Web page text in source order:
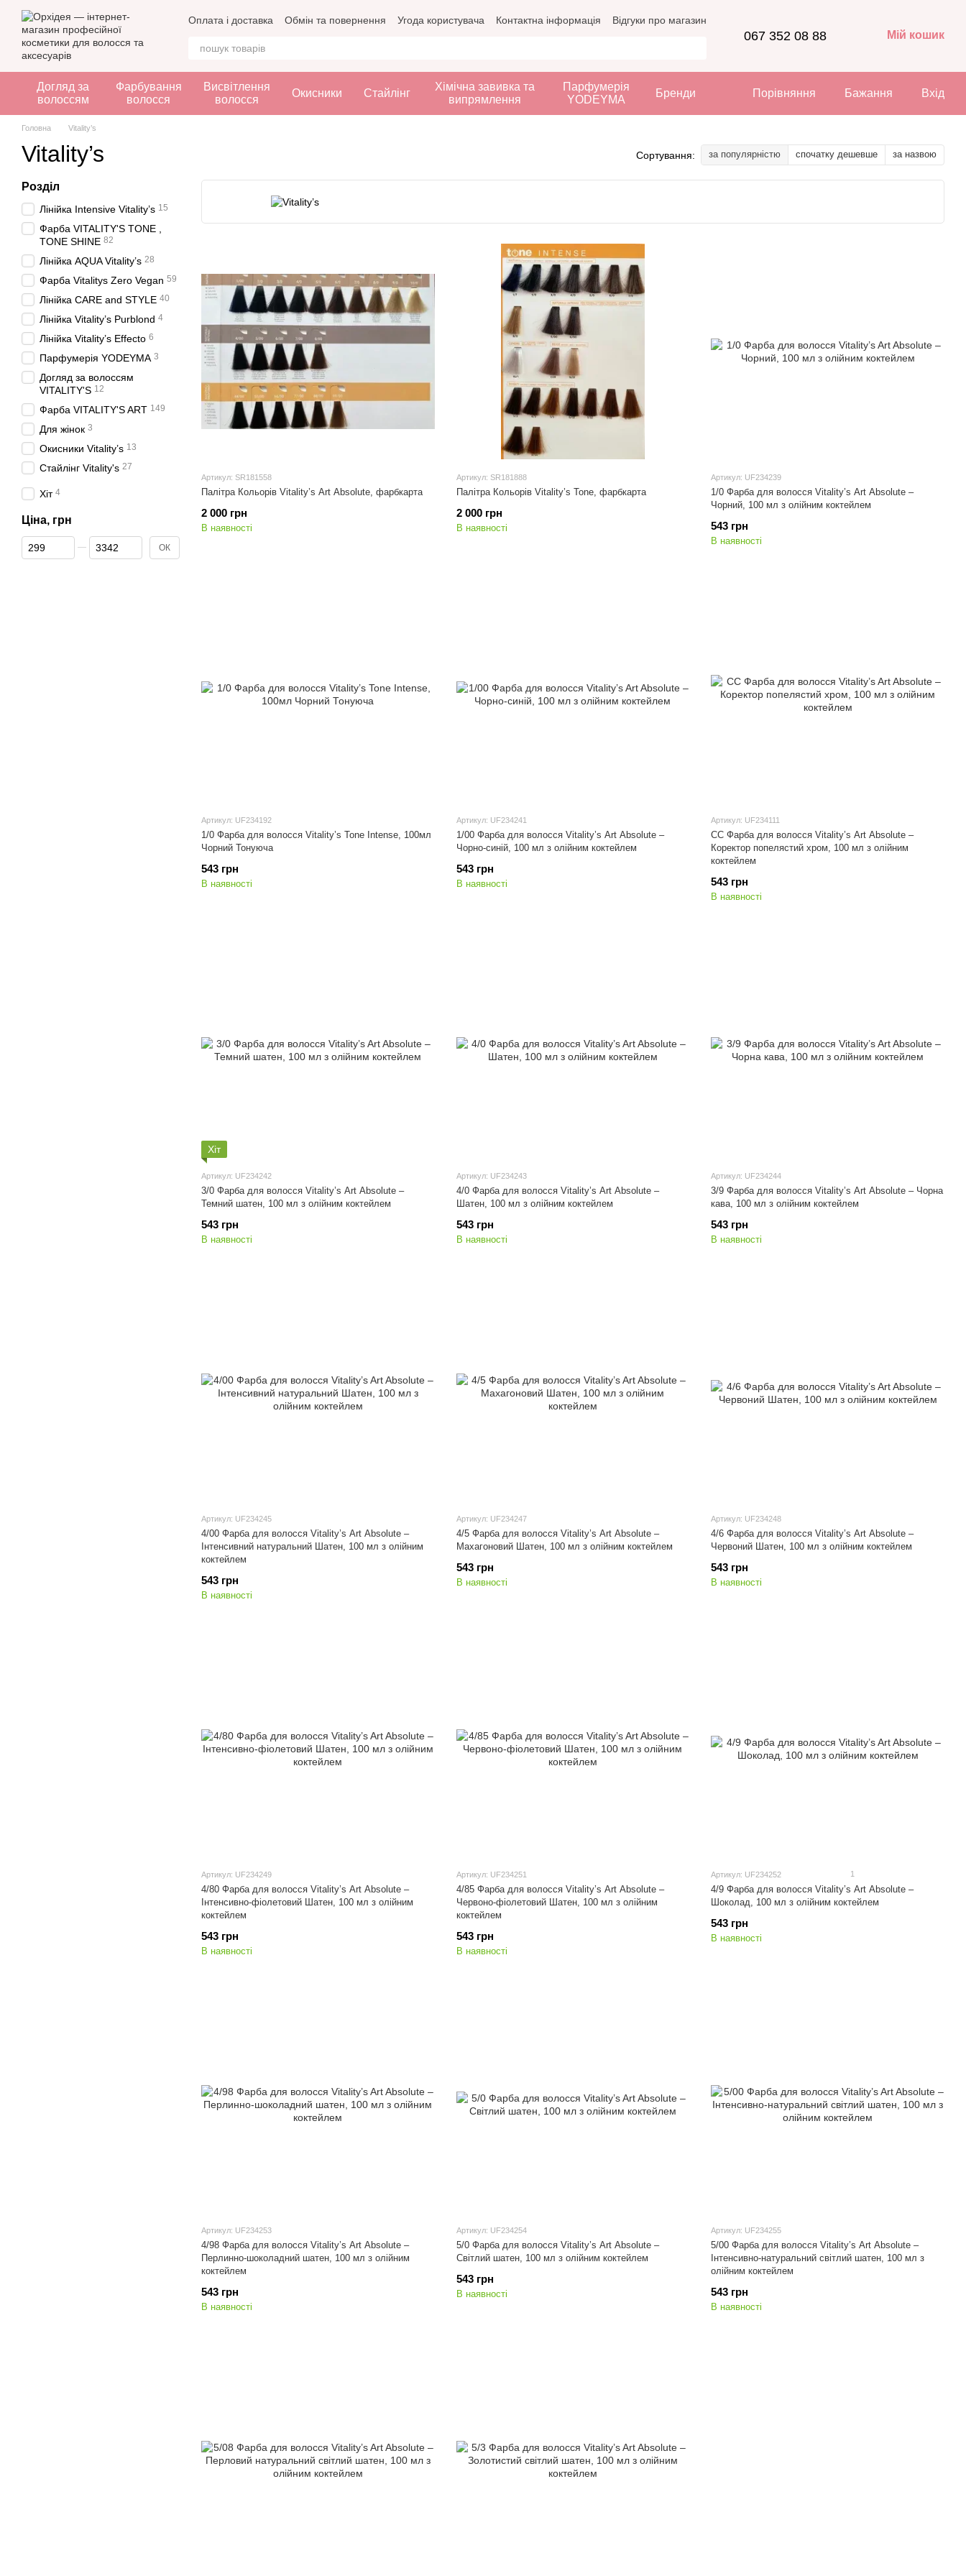
Перейти до основного контенту
Оплата і доставка Обмін та повернення Угода користувача Контактна інформація Відгуки про магазин
067 352 08 88 Мій кошик
Догляд за
волоссям
Фарбування
волосся
Висвітлення
волосся
Окисники Стайлінг
Хімічна завивка та
випрямлення
Парфумерія
YODEYMA
Бренди Порівняння Бажання Вхід
Головна Vitality’s
Vitality’s Сортування: за популярністю спочатку дешевше за назвою
Артикул: SR181558
Палітра Кольорів Vitality’s Art Absolute, фарбкарта
2 000 грн
В наявності
Артикул: SR181888
Палітра Кольорів Vitality’s Tone, фарбкарта
2 000 грн
В наявності
Артикул: UF234239
1/0 Фарба для волосся Vitality’s Art Absolute –
Чорний, 100 мл з олійним коктейлем
543 грн
В наявності
Артикул: UF234192
1/0 Фарба для волосся Vitality’s Tone Intense, 100мл
Чорний Тонуюча
543 грн
В наявності
Артикул: UF234241
1/00 Фарба для волосся Vitality’s Art Absolute –
Чорно-синій, 100 мл з олійним коктейлем
543 грн
В наявності
Артикул: UF234111
СС Фарба для волосся Vitality’s Art Absolute –
Коректор попелястий хром, 100 мл з олійним
коктейлем
543 грн
В наявності
Хіт
Артикул: UF234242
3/0 Фарба для волосся Vitality’s Art Absolute –
Темний шатен, 100 мл з олійним коктейлем
543 грн
В наявності
Артикул: UF234243
4/0 Фарба для волосся Vitality’s Art Absolute –
Шатен, 100 мл з олійним коктейлем
543 грн
В наявності
Артикул: UF234244
3/9 Фарба для волосся Vitality’s Art Absolute – Чорна
кава, 100 мл з олійним коктейлем
543 грн
В наявності
Артикул: UF234245
4/00 Фарба для волосся Vitality’s Art Absolute –
Інтенсивний натуральний Шатен, 100 мл з олійним
коктейлем
543 грн
В наявності
Артикул: UF234247
4/5 Фарба для волосся Vitality’s Art Absolute –
Махагоновий Шатен, 100 мл з олійним коктейлем
543 грн
В наявності
Артикул: UF234248
4/6 Фарба для волосся Vitality’s Art Absolute –
Червоний Шатен, 100 мл з олійним коктейлем
543 грн
В наявності
Артикул: UF234249
4/80 Фарба для волосся Vitality’s Art Absolute –
Інтенсивно-фіолетовий Шатен, 100 мл з олійним
коктейлем
543 грн
В наявності
Артикул: UF234251
4/85 Фарба для волосся Vitality’s Art Absolute –
Червоно-фіолетовий Шатен, 100 мл з олійним
коктейлем
543 грн
В наявності
Артикул: UF234252 1
4/9 Фарба для волосся Vitality’s Art Absolute –
Шоколад, 100 мл з олійним коктейлем
543 грн
В наявності
Артикул: UF234253
4/98 Фарба для волосся Vitality’s Art Absolute –
Перлинно-шоколадний шатен, 100 мл з олійним
коктейлем
543 грн
В наявності
Артикул: UF234254
5/0 Фарба для волосся Vitality’s Art Absolute –
Світлий шатен, 100 мл з олійним коктейлем
543 грн
В наявності
Артикул: UF234255
5/00 Фарба для волосся Vitality’s Art Absolute –
Інтенсивно-натуральний світлий шатен, 100 мл з
олійним коктейлем
543 грн
В наявності
Розділ
Лінійка Intensive Vitality’s 15
Фарба VITALITY'S TONE ,
TONE SHINE 82
Лінійка AQUA Vitality’s 28
Фарба Vitalitys Zero Vegan 59
Лінійка CARE and STYLE 40
Лінійка Vitality’s Purblond 4
Лінійка Vitality’s Effecto 6
Парфумерія YODEYMA 3
Догляд за волоссям
VITALITY'S 12
Фарба VITALITY'S ART 149
Для жінок 3
Окисники Vitality’s 13
Стайлінг Vitality's 27
Хіт 4
Ціна, грн
Від Ціна, грн
До Ціна, грн ОК